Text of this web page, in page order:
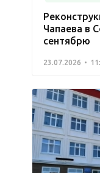
Чапаева в
сентябрю
23.07.2026